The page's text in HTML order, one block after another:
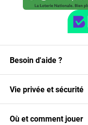
Besoin d'aide ?
Vie privée et sécurité
Où et comment jouer